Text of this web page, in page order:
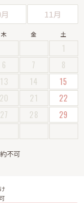
11月
木 金 土
1
6 7
8
13 14
15
20 21
22
27 28
29
不可